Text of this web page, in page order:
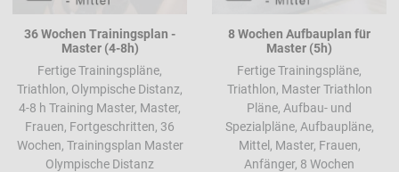
36 Wochen Trainingsplan -
Master (4-8h)
Fertige Trainingspläne,
Triathlon, Olympische Distanz,
4-8 h Training Master, Master,
Frauen, Fortgeschritten, 36
Wochen, Trainingsplan Master
Olympische Distanz
8 Wochen Aufbauplan für
Master (5h)
Fertige Trainingspläne,
Triathlon, Master Triathlon
Pläne, Aufbau- und
Spezialpläne, Aufbaupläne,
Mittel, Master, Frauen,
Anfänger, 8 Wochen